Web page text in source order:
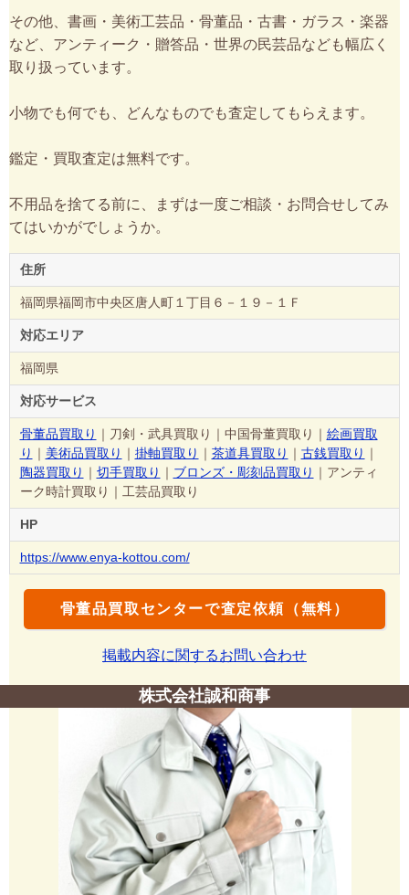
その他、書画・美術工芸品・骨董品・古書・ガラス・楽器
など、アンティーク・贈答品・世界の民芸品なども幅広く
取り扱っています。
小物でも何でも、どんなものでも査定してもらえます。
鑑定・買取査定は無料です。
不用品を捨てる前に、まずは一度ご相談・お問合せしてみ
てはいかがでしょうか。
住所
福岡県福岡市中央区唐人町１丁目６－１９－１Ｆ
対応エリア
福岡県
対応サービス
骨董品買取り ｜刀剣・武具買取り｜中国骨董買取り｜ 絵画買取
り ｜ 美術品買取り ｜ 掛軸買取り ｜ 茶道具買取り ｜ 古銭買取り ｜
陶器買取り ｜ 切手買取り ｜ ブロンズ・彫刻品買取り ｜アンティ
ーク時計買取り｜工芸品買取り
HP
https://www.enya-kottou.com/
骨董品買取センターで査定依頼（無料）
掲載内容に関するお問い合わせ
株式会社誠和商事